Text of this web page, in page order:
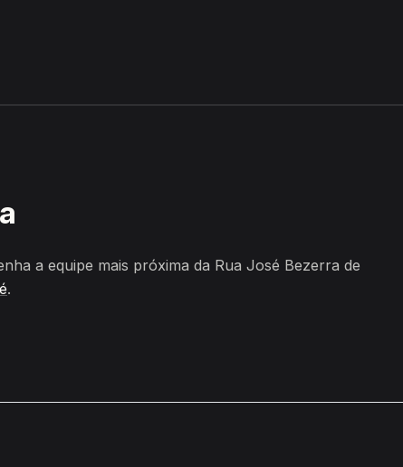
a equipe mais próxima da Rua José Bezerra de
.